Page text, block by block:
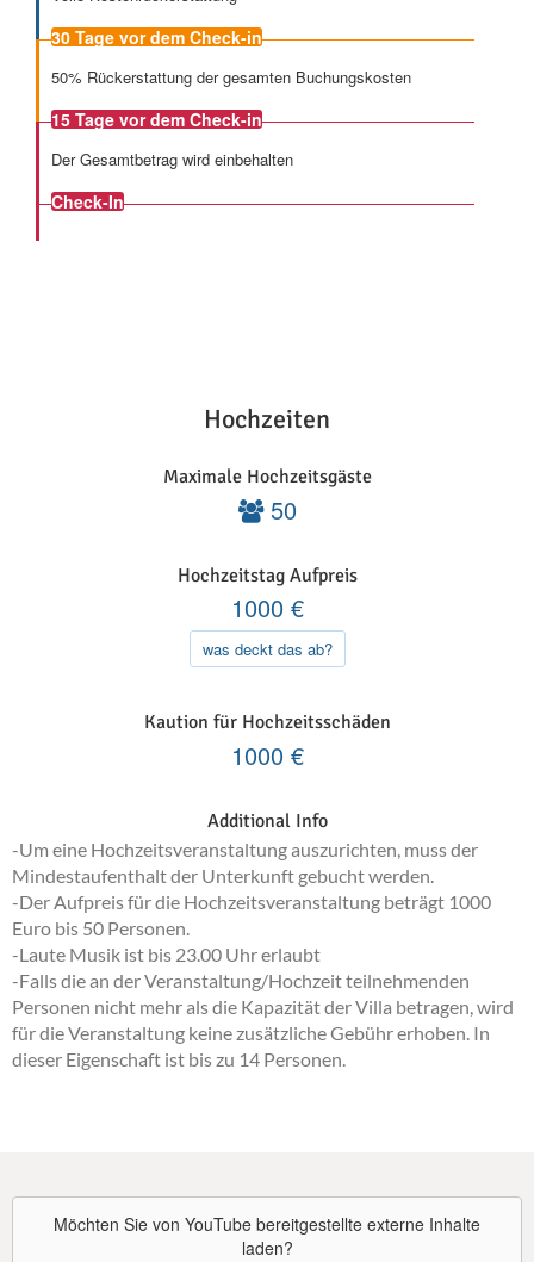
30 Tage vor dem Check-in
50% Rückerstattung der gesamten Buchungskosten
15 Tage vor dem Check-in
Der Gesamtbetrag wird einbehalten
Check-In
Hochzeiten
Maximale Hochzeitsgäste
50
Hochzeitstag Aufpreis
1000 €
was deckt das ab?
Kaution für Hochzeitsschäden
1000 €
Additional Info
-Um eine Hochzeitsveranstaltung auszurichten, muss der
Mindestaufenthalt der Unterkunft gebucht werden.
-Der Aufpreis für die Hochzeitsveranstaltung beträgt 1000
Euro bis 50 Personen.
-Laute Musik ist bis 23.00 Uhr erlaubt
-Falls die an der Veranstaltung/Hochzeit teilnehmenden
Personen nicht mehr als die Kapazität der Villa betragen, wird
für die Veranstaltung keine zusätzliche Gebühr erhoben. In
dieser Eigenschaft ist bis zu 14 Personen.
Möchten Sie von YouTube bereitgestellte externe Inhalte
laden?